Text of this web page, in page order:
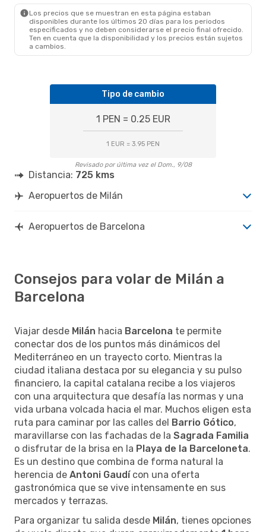
Los precios que se muestran en esta página estaban
disponibles durante los últimos 20 días para los periodos
especificados y no deben considerarse el precio final ofrecido.
Ten en cuenta que la disponibilidad y los precios están sujetos
a cambios.
Tipo de cambio
1 PEN = 0.25 EUR
1 EUR = 3.95 PEN
Revisado por última vez el Dom., 9/08
Distancia: 725 kms
Aeropuertos de Milán
Aeropuertos de Barcelona
Consejos para volar de Milán a
Barcelona
Viajar desde Milán hacia Barcelona te permite
conectar dos de los puntos más dinámicos del
Mediterráneo en un trayecto corto. Mientras la
ciudad italiana destaca por su elegancia y su pulso
financiero, la capital catalana recibe a los viajeros
con una arquitectura que desafía las normas y una
vida urbana volcada hacia el mar. Muchos eligen esta
ruta para caminar por las calles del Barrio Gótico,
maravillarse con las fachadas de la Sagrada Familia
o disfrutar de la brisa en la Playa de la Barceloneta.
Es un destino que combina de forma natural la
herencia de Antoni Gaudícon una oferta
gastronómica que se vive intensamente en sus
mercados y terrazas.
Para organizar tu salida desde Milán, tienes opciones